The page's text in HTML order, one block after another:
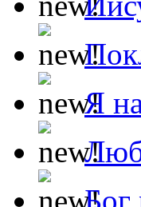
Я
Бог